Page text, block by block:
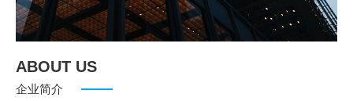
ABOUT US
企业简介